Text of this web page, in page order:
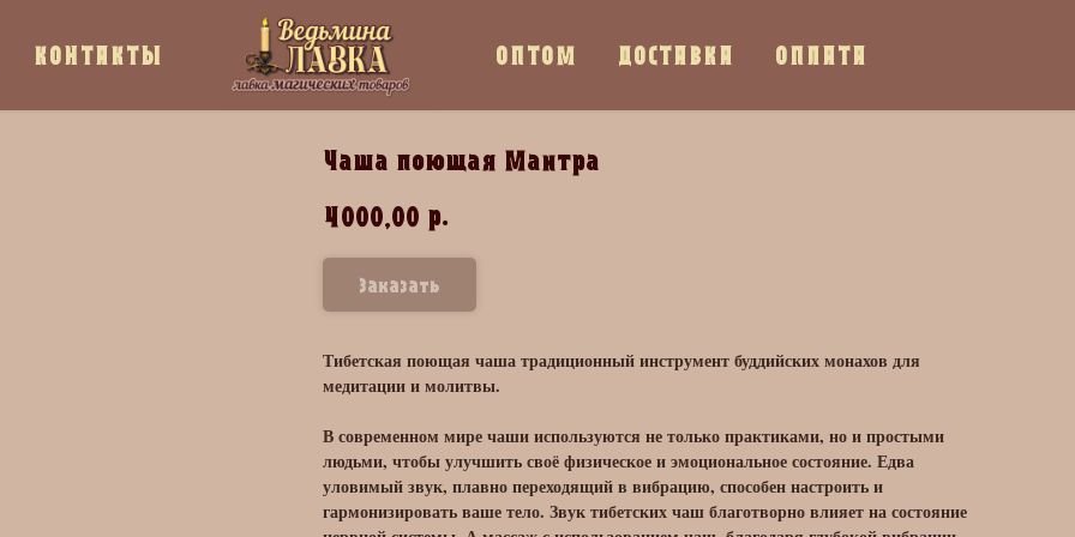
КОНТАКТЫ ОПТОМ ДОСТАВКА ОПЛАТА
Чаша поющая Мантра
4000,00 р.
Заказать
Тибетская поющая чаша традиционный инструмент буддийских монахов для
медитации и молитвы.
В современном мире чаши используются не только практиками, но и простыми
людьми, чтобы улучшить своё физическое и эмоциональное состояние. Едва
уловимый звук, плавно переходящий в вибрацию, способен настроить и
гармонизировать ваше тело. Звук тибетских чаш благотворно влияет на состояние